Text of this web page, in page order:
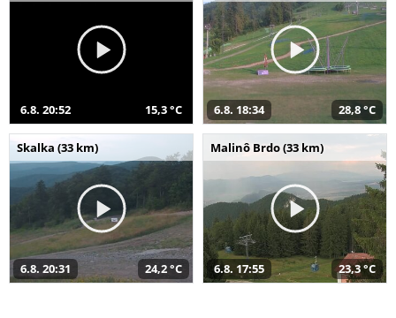
6.8. 20:52 15,3 °C 6.8. 18:34 28,8 °C
Skalka (33 km)
6.8. 20:31 24,2 °C
Malinô Brdo (33 km)
6.8. 17:55 23,3 °C